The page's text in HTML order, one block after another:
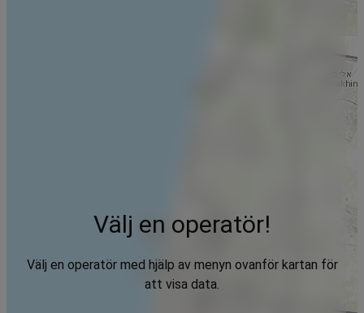
Välj en operatör!
Välj en operatör med hjälp av menyn ovanför kartan för
att visa data.